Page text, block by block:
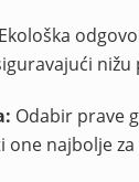
Ekološka
Odabir prave
najbolje